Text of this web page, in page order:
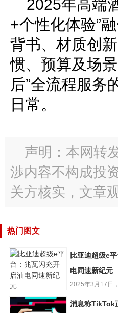
2025年高端
+个性化体验”
背书、材质创
惯、预算及场
后”全流程服务
日常。
声明：本网转
渉内容不构成投
关方核实，文章
热门图文
比亚迪超级e平
台：兆瓦闪充开
比亚迪超级e
电同速新纪元
2025年3月17日
消息称TikTok